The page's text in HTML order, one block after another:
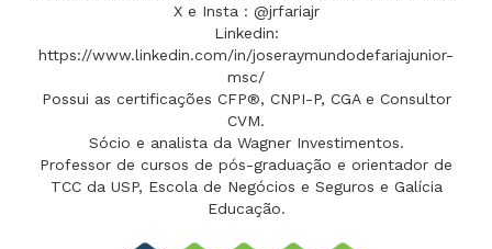
X e Insta : @jrfariajr
Linkedin:
https://www.linkedin.com/in/joseraymundodefariajunior-
msc/
Possui as certificações CFP®, CNPI-P, CGA e Consultor
CVM.
Sócio e analista da Wagner Investimentos.
Professor de cursos de pós-graduação e orientador de
TCC da USP, Escola de Negócios e Seguros e Galícia
Educação.